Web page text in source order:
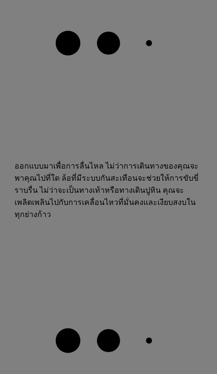
ออกแบบมาเพื่อการลื่นไหล ไม่ว่าการเดินทางของคุณจะ
พาคุณไปที่ใด ล้อที่มีระบบกันสะเทือนจะช่วยให้การขับขี่
ราบรื่น ไม่ว่าจะเป็นทางเท้าหรือทางเดินปูหิน คุณจะ
เพลิดเพลินไปกับการเคลื่อนไหวที่มั่นคงและเงียบสงบใน
ทุกย่างก้าว